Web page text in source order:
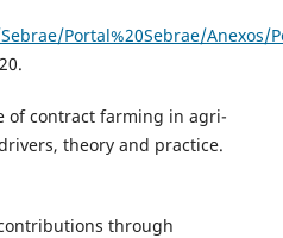
Portal%20Sebrae/Anexos/
of contract farming in agri-
theory and practice.
through